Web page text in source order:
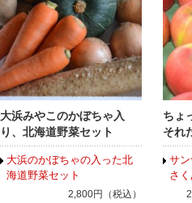
大浜みやこのかぼちゃ入
り、北海道野菜セット
大浜のかぼちゃの入った北
海道野菜セット
2,800円（税込）
ちょ
それ
サ
さ